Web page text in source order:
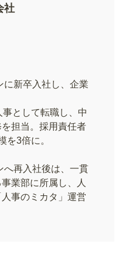
社
に新卒入社し、企業
として転職し、中
担当。採用責任者
を3倍に。
へ再入社後は、一貫
業部に所属し、人
事のミカタ」運営